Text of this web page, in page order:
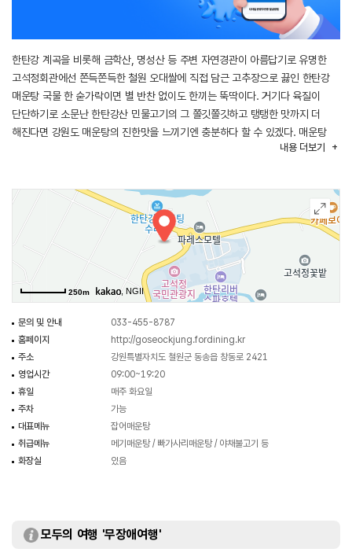
한탄강 계곡을 비롯해 금학산, 명성산 등 주변 자연경관이 아름답기로 유명한
고석정회관에선 쫀득쫀득한 철원 오대쌀에 직접 담근 고추장으로 끓인 한탄강
매운탕 국물 한 숟가락이면 별 반찬 없이도 한끼는 뚝딱이다. 거기다 육질이
단단하기로 소문난 한탄강산 민물고기의 그 쫄깃쫄깃하고 탱탱한 맛까지 더
해진다면 강원도 매운탕의 진한맛을 느끼기엔 충분하다 할 수 있겠다. 매운탕
내용 더보기
250m , NGII
문의 및 안내
033-455-8787
홈페이지
http://goseockjung.fordining.kr
주소
강원특별자치도 철원군 동송읍 창동로 2421
영업시간
09:00~19:20
휴일
매주 화요일
주차
가능
대표메뉴
잡어매운탕
취급메뉴
메기매운탕 / 빠가사리매운탕 / 야채불고기 등
화장실
있음
모두의 여행 '무장애여행'